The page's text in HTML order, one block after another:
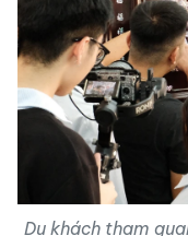
Du khách tham